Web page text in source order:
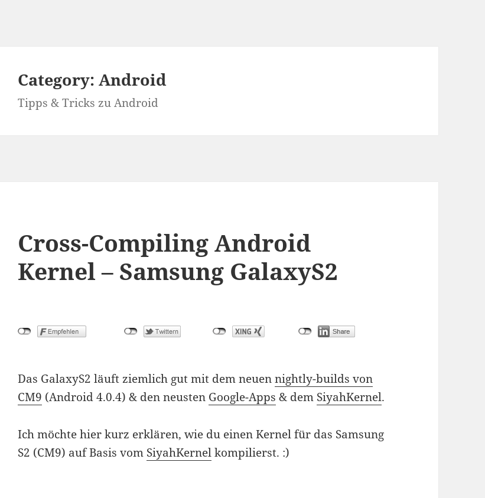
Category:Android
Tipps & Tricks zu Android
Cross-Compiling Android
Kernel – Samsung GalaxyS2
Das GalaxyS2 läuft ziemlich gut mit dem neuennightly-builds von
CM9 (Android 4.0.4) & den neusten Google-Apps & dem SiyahKernel.
Ich möchte hier kurz erklären, wie du einen Kernel für das Samsung
S2 (CM9) auf Basis vom SiyahKernelkompilierst. :)